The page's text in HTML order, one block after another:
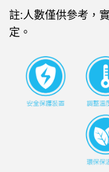
註:人數僅供參考，
定。